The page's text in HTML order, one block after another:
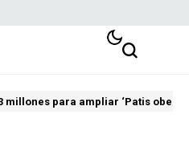
millones para ampliar ‘Patis